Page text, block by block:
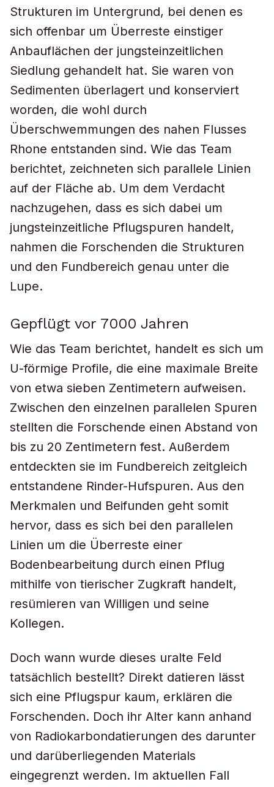
Strukturen im Untergrund, bei denen es
sich offenbar um Überreste einstiger
Anbauflächen der jungsteinzeitlichen
Siedlung gehandelt hat. Sie waren von
Sedimenten überlagert und konserviert
worden, die wohl durch
Überschwemmungen des nahen Flusses
Rhone entstanden sind. Wie das Team
berichtet, zeichneten sich parallele Linien
auf der Fläche ab. Um dem Verdacht
nachzugehen, dass es sich dabei um
jungsteinzeitliche Pflugspuren handelt,
nahmen die Forschenden die Strukturen
und den Fundbereich genau unter die
Lupe.
Gepflügt vor 7000 Jahren
Wie das Team berichtet, handelt es sich um
U-förmige Profile, die eine maximale Breite
von etwa sieben Zentimetern aufweisen.
Zwischen den einzelnen parallelen Spuren
stellten die Forschende einen Abstand von
bis zu 20 Zentimetern fest. Außerdem
entdeckten sie im Fundbereich zeitgleich
entstandene Rinder-Hufspuren. Aus den
Merkmalen und Beifunden geht somit
hervor, dass es sich bei den parallelen
Linien um die Überreste einer
Bodenbearbeitung durch einen Pflug
mithilfe von tierischer Zugkraft handelt,
resümieren van Willigen und seine
Kollegen.
Doch wann wurde dieses uralte Feld
tatsächlich bestellt? Direkt datieren lässt
sich eine Pflugspur kaum, erklären die
Forschenden. Doch ihr Alter kann anhand
von Radiokarbondatierungen des darunter
und darüberliegenden Materials
eingegrenzt werden. Im aktuellen Fall